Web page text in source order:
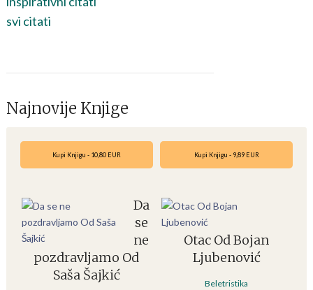
svi citati
Najnovije Knjige
Kupi Knjigu - 10,80 EUR
Da
se
ne
pozdravljamo Od
Saša Šajkić
Kupi Knjigu - 9,89 EUR
Otac Od Bojan
Ljubenović
Beletristika